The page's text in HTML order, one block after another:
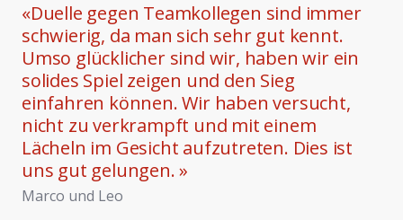
«Duelle gegen Teamkollegen sind immer
schwierig, da man sich sehr gut kennt.
Umso glücklicher sind wir, haben wir ein
solides Spiel zeigen und den Sieg
einfahren können. Wir haben versucht,
nicht zu verkrampft und mit einem
Lächeln im Gesicht aufzutreten. Dies ist
uns gut gelungen.»
Marco und Leo